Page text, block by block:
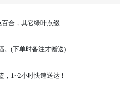
合，其它绿叶点缀
。(下单时备注才赠送)
，1~2小时快速送达！